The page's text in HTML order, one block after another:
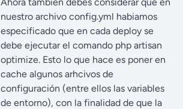
nuestro archivo config.yml habiamos
especificado que en cada deploy se
debe ejecutar el comando php artisan
optimize. Esto lo que hace es poner en
cache algunos arhcivos de
configuración (entre ellos las variables
de entorno), con la finalidad de que la